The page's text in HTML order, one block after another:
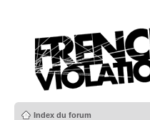
Index du forum